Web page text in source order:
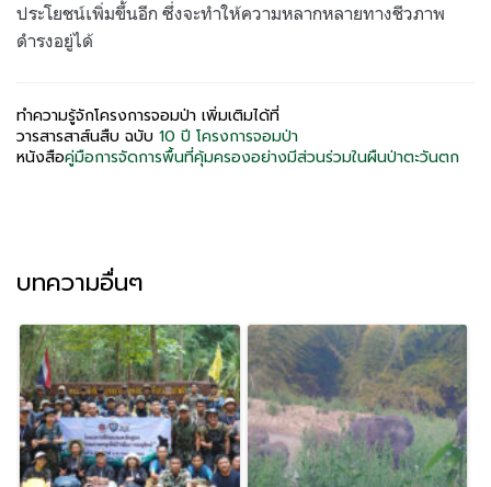
ประโยชน์เพิ่มขึ้นอีก ซึ่งจะทำให้ความหลากหลายทางชีวภาพ
ดำรงอยู่ได้
ทำความรู้จักโครงการจอมป่า เพิ่มเติมได้ที่
วารสารสาส์นสืบ ฉบับ 10 ปี โครงการจอมป่า
หนังสือคู่มือการจัดการพื้นที่คุ้มครองอย่างมีส่วนร่วมในผืนป่าตะวันตก
บทความอื่นๆ